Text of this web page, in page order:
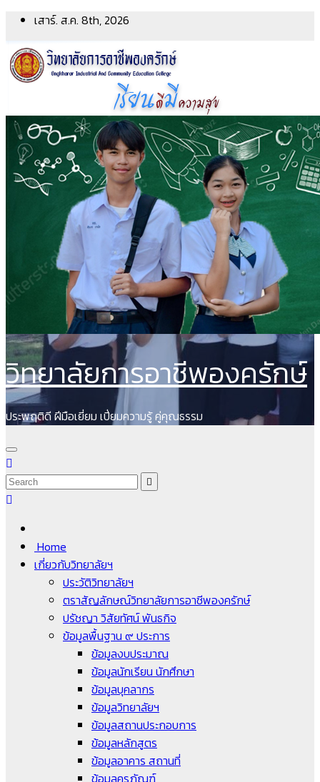
Skip
content
เสาร์. ส.ค. 8th, 2026
วิทยาลัยการอาชีพองครักษ์
ประพฤติดี ฝีมือเยี่ยม เปี่ยมความรู้ คู่คุณธรรม
Home
เกี่ยวกับวิทยาลัยฯ
ประวัติวิทยาลัยฯ
ตราสัญลักษณ์วิทยาลัยการอาชีพองครักษ์
ปรัชญา วิสัยทัศน์ พันธกิจ
ข้อมูลพื้นฐาน ๙ ประการ
ข้อมูลงบประมาณ
ข้อมูลนักเรียน นักศึกษา
ข้อมูลบุคลากร
ข้อมูลวิทยาลัยฯ
ข้อมูลสถานประกอบการ
ข้อมูลหลักสูตร
ข้อมูลอาคาร สถานที่
ข้อมูลครุภัณฑ์